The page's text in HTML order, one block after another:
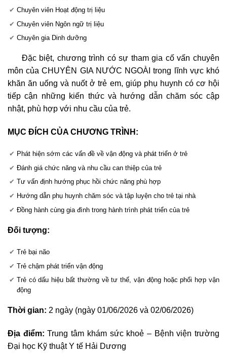
Chuyên viên Hoạt động trị liệu
Chuyên viên Ngôn ngữ trị liệu
Chuyên gia Dinh dưỡng
Đặc biệt, chương trình có sự tham gia cố vấn chuyên
môn của CHUYÊN GIA NƯỚC NGOÀI trong lĩnh vực khó
khăn ăn uống và nuốt ở trẻ em, giúp phụ huynh có cơ hội
tiếp cận những kiến thức và hướng dẫn chăm sóc cập
nhật, phù hợp với nhu cầu của trẻ.
MỤC ĐÍCH CỦA CHƯƠNG TRÌNH:
Phát hiện sớm các vấn đề về vận động và phát triển ở trẻ
Đánh giá chức năng và nhu cầu can thiệp của trẻ
Tư vấn định hướng phục hồi chức năng phù hợp
Hướng dẫn phụ huynh chăm sóc và tập luyện cho trẻ tại nhà
Đồng hành cùng gia đình trong hành trình phát triển của trẻ
Đối tượng:
Trẻ bại não
Trẻ chậm phát triển vận động
Trẻ có dấu hiệu bất thường về tư thế, vận động hoặc phối hợp vận
động
Thời gian: 2 ngày (ngày 01/06/2026 và 02/06/2026)
Địa điểm: Trung tâm khám sức khoẻ – Bệnh viện trường
Đại học Kỹ thuật Y tế Hải Dương